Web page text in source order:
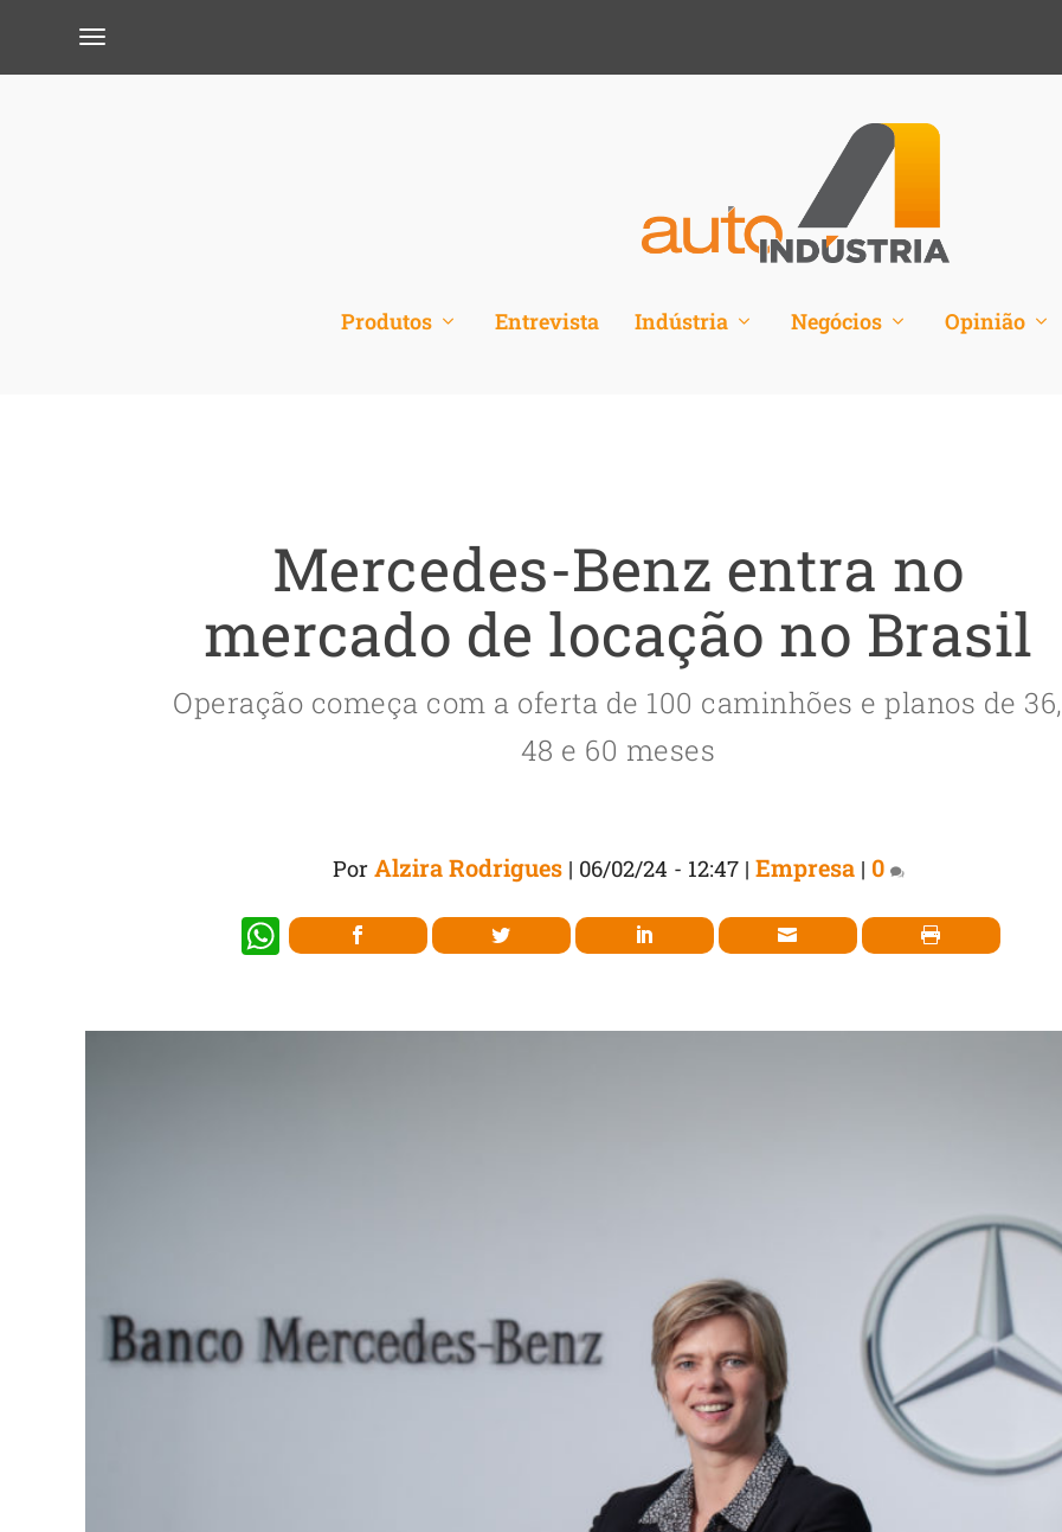
Produtos Entrevista Indústria Negócios Opinião
Mercedes-Benz entra no
mercado de locação no Brasil
Operação começa com a oferta de 100 caminhões e planos de 36,
48 e 60 meses
Por Alzira Rodrigues| 06/02/24 - 12:47| Empresa| 0
W